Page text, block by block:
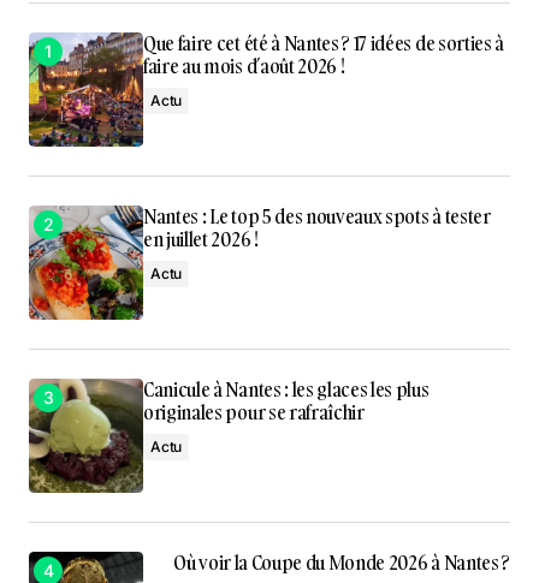
Que faire cet été à Nantes ? 17 idées de sorties à
faire au mois d’août 2026 !
Actu
Nantes : Le top 5 des nouveaux spots à tester
en juillet 2026 !
Actu
Canicule à Nantes : les glaces les plus
originales pour se rafraîchir
Actu
Où voir la Coupe du Monde 2026 à Nantes ?